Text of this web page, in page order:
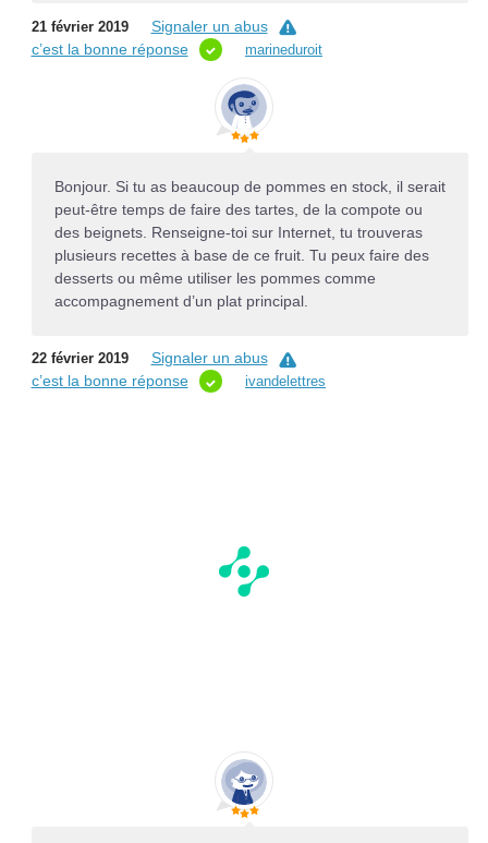
21 février 2019
Signaler un abus
c’est la bonne réponse
marineduroit
Bonjour. Si tu as beaucoup de pommes en stock, il serait
peut-être temps de faire des tartes, de la compote ou
des beignets. Renseigne-toi sur Internet, tu trouveras
plusieurs recettes à base de ce fruit. Tu peux faire des
desserts ou même utiliser les pommes comme
accompagnement d’un plat principal.
22 février 2019
Signaler un abus
c’est la bonne réponse
ivandelettres